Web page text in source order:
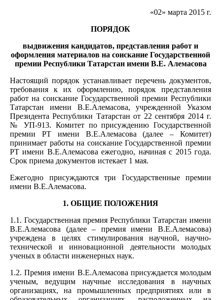
«02» марта 2015 г.
ПОРЯДОК
выдвижения кандидатов, представления работ и
оформления материалов на соискание Государственной
премии Республики Татарстан имени В.Е. Алемасова
Настоящий порядок устанавливает перечень документов,
требования к их оформлению, порядок представления
работ на соискание Государственной премии Республики
Татарстан имени В.Е.Алемасова, учрежденной Указом
Президента Республики Татарстан от 22 сентября 2014 г.
№ УП-913. Комитет по присуждению Государственной
премии РТ имени В.Е.Алемасова (далее – Комитет)
принимает работы на соискание Государственной премии
РТ имени В.Е.Алемасова ежегодно, начиная с 2015 года.
Срок приема документов истекает 1 мая.
Ежегодно присуждаются три Государственные премии
имени В.Е.Алемасова.
1. ОБЩИЕ ПОЛОЖЕНИЯ
1.1. Государственная премия Республики Татарстан имени
В.Е.Алемасова (далее – премия имени В.Е.Алемасова)
учреждена в целях стимулирования научной, научно-
технической и инновационной деятельности молодых
ученых в области инженерных наук.
1.2. Премия имени В.Е.Алемасова присуждается молодым
ученым, ведущим научные исследования в научных
организациях, на промышленных предприятиях или в